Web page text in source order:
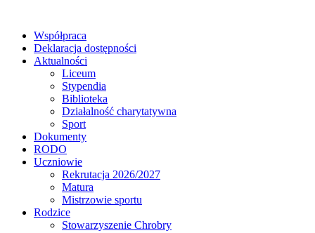
Współpraca
Deklaracja dostępności
Aktualności
Liceum
Stypendia
Biblioteka
Działalność charytatywna
Sport
Dokumenty
RODO
Uczniowie
Rekrutacja 2026/2027
Matura
Mistrzowie sportu
Rodzice
Stowarzyszenie Chrobry